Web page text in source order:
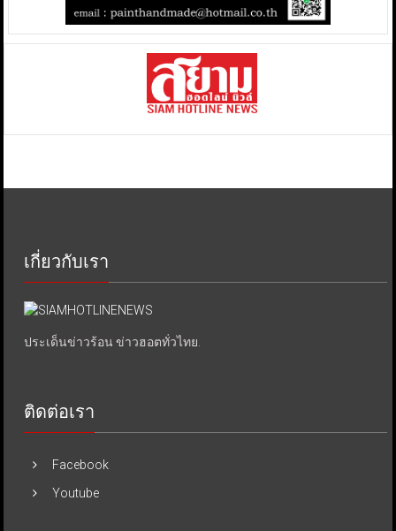
เกี่ยวกับเรา
ประเด็นข่าวร้อน ข่าวฮอตทั่วไทย.
ติดต่อเรา
Facebook
Youtube